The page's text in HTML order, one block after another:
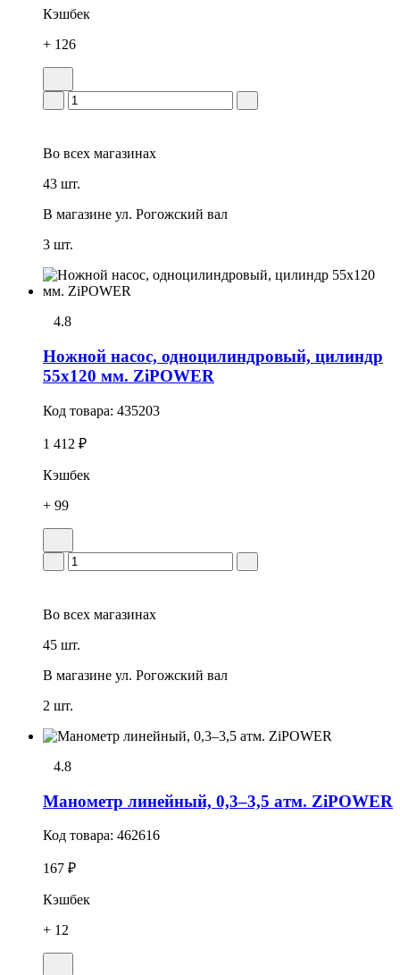
Кэшбек
+ 126
Во всех магазинах
43 шт.
В магазине ул. Рогожский вал
3 шт.
4.8
Ножной насос, одноцилиндровый, цилиндр
55x120 мм. ZiPOWER
Код товара: 435203
1 412 ₽
Кэшбек
+ 99
Во всех магазинах
45 шт.
В магазине ул. Рогожский вал
2 шт.
4.8
Манометр линейный, 0,3–3,5 атм. ZiPOWER
Код товара: 462616
167 ₽
Кэшбек
+ 12